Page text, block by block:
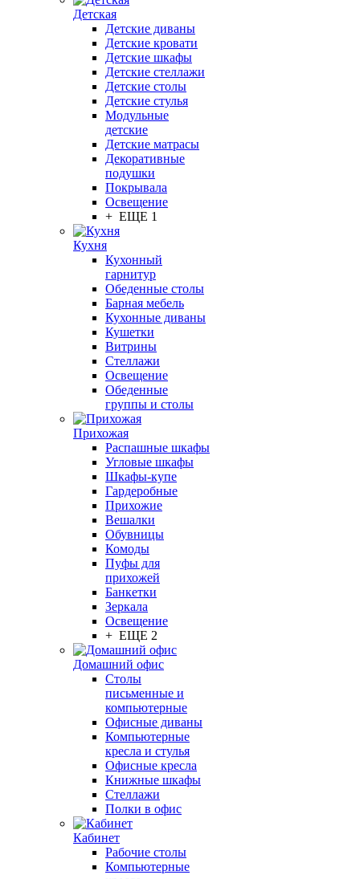
Детская
Детские диваны
Детские кровати
Детские шкафы
Детские стеллажи
Детские столы
Детские стулья
Модульные
детские
Детские матрасы
Декоративные
подушки
Покрывала
Освещение
+ ЕЩЕ 1
Кухня
Кухонный
гарнитур
Обеденные столы
Барная мебель
Кухонные диваны
Кушетки
Витрины
Стеллажи
Освещение
Обеденные
группы и столы
Прихожая
Распашные шкафы
Угловые шкафы
Шкафы-купе
Гардеробные
Прихожие
Вешалки
Обувницы
Комоды
Пуфы для
прихожей
Банкетки
Зеркала
Освещение
+ ЕЩЕ 2
Домашний офис
Столы
письменные и
компьютерные
Офисные диваны
Компьютерные
кресла и стулья
Офисные кресла
Книжные шкафы
Стеллажи
Полки в офис
Кабинет
Рабочие столы
Компьютерные